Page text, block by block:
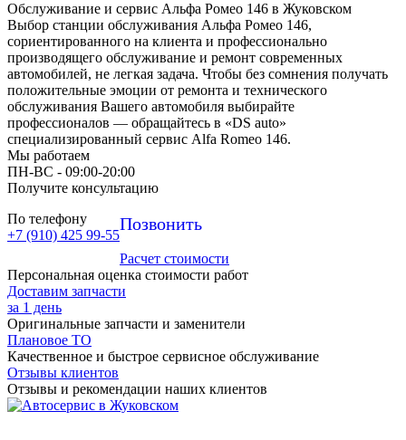
Обслуживание и сервис Альфа Ромео 146 в Жуковском
Выбор станции обслуживания Альфа Ромео 146,
сориентированного на клиента и профессионально
производящего обслуживание и ремонт современных
автомобилей, не легкая задача. Чтобы без сомнения получать
положительные эмоции от ремонта и технического
обслуживания Вашего автомобиля выбирайте
профессионалов — обращайтесь в «DS auto»
специализированный сервис Alfa Romeo 146.
Мы работаем
ПН-ВC - 09:00-20:00
Получите консультацию
По телефону
+7 (910) 425 99-55
Позвонить
Расчет стоимости
Персональная оценка стоимости работ
Доставим запчасти
за 1 день
Оригинальные запчасти и заменители
Плановое ТО
Качественное и быстрое сервисное обслуживание
Отзывы клиентов
Отзывы и рекомендации наших клиентов